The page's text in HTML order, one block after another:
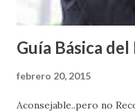
Guía Básica del
febrero 20, 2015
Aconsejable..pero no